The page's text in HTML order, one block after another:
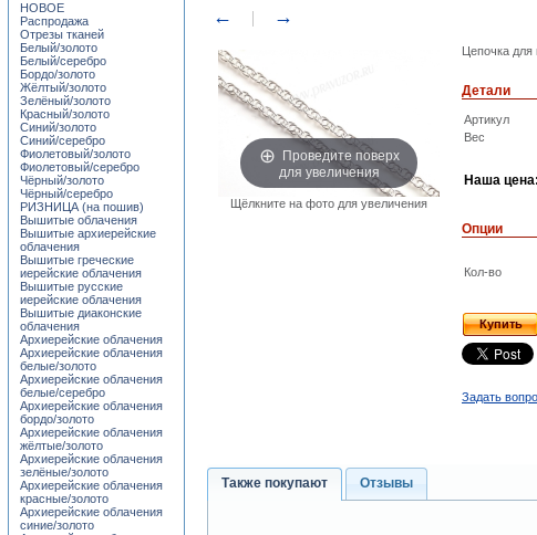
← →
Проведите поверх
для увеличения
Щёлкните на фото для увеличения
Цепочка для
Детали
Артикул
Вес
Наша цена:
Опции
Кол-во
Купить
Задать
Также покупают Отзывы
НОВОЕ
Распродажа
Отрезы тканей
Белый/золото
Белый/серебро
Бордо/золото
Жёлтый/золото
Зелёный/золото
Красный/золото
Синий/золото
Синий/серебро
Фиолетовый/золото
Фиолетовый/серебро
Чёрный/золото
Чёрный/серебро
РИЗНИЦА (на пошив)
Вышитые облачения
Вышитые архиерейские
облачения
Вышитые греческие
иерейские облачения
Вышитые русские
иерейские облачения
Вышитые диаконские
облачения
Архиерейские облачения
Архиерейские облачения
белые/золото
Архиерейские облачения
белые/серебро
Архиерейские облачения
бордо/золото
Архиерейские облачения
жёлтые/золото
Архиерейские облачения
зелёные/золото
Архиерейские облачения
красные/золото
Архиерейские облачения
синие/золото